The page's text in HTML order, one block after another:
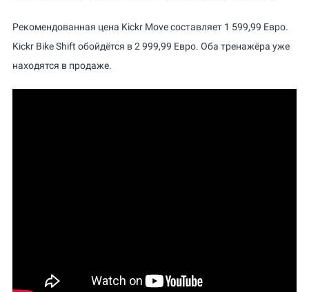
Рекомендованная цена Kickr Move составляет 1 599,99 Евро.
Kickr Bike Shift обойдётся в 2 999,99 Евро. Оба тренажёра уже
находятся в продаже.